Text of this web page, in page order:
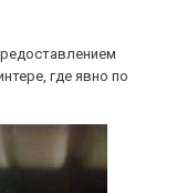
где явно по